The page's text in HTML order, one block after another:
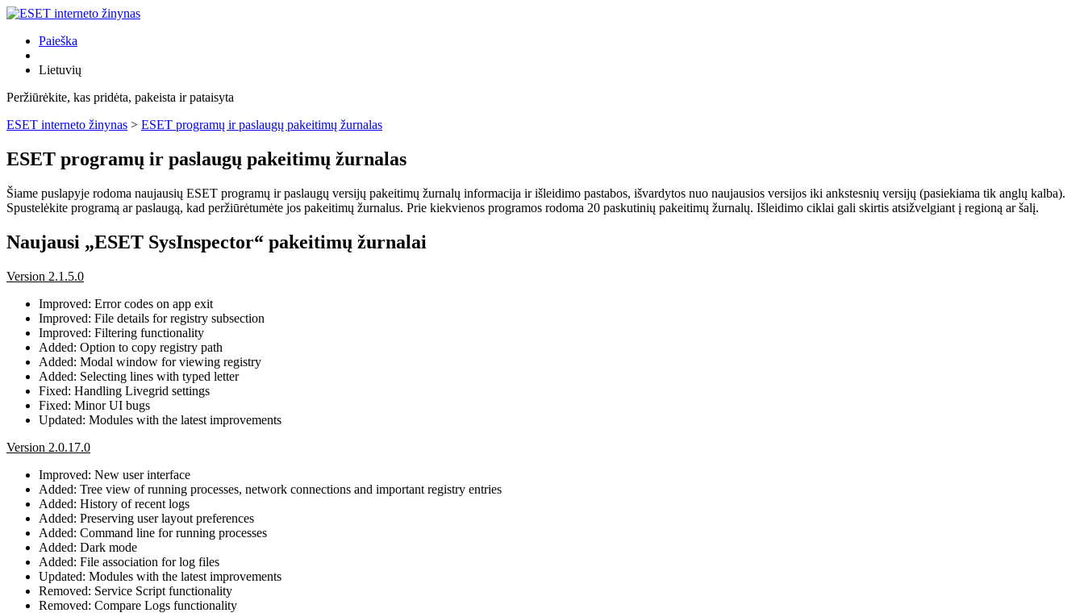
Paieška
Lietuvių
Peržiūrėkite, kas pridėta, pakeista ir pataisyta
ESET interneto žinynas > ESET programų ir paslaugų pakeitimų žurnalas
ESET programų ir paslaugų pakeitimų žurnalas
Šiame puslapyje rodoma naujausių ESET programų ir paslaugų versijų pakeitimų žurnalų informacija ir išleidimo pastabos, išvardytos nuo naujausios versijos iki ankstesnių versijų (pasiekiama tik anglų kalba).
Spustelėkite programą ar paslaugą, kad peržiūrėtumėte jos pakeitimų žurnalus. Prie kiekvienos programos rodoma 20 paskutinių pakeitimų žurnalų. Išleidimo ciklai gali skirtis atsižvelgiant į regioną ar šalį.
Naujausi „ESET SysInspector“ pakeitimų žurnalai
Version 2.1.5.0
Improved: Error codes on app exit
Improved: File details for registry subsection
Improved: Filtering functionality
Added: Option to copy registry path
Added: Modal window for viewing registry
Added: Selecting lines with typed letter
Fixed: Handling Livegrid settings
Fixed: Minor UI bugs
Updated: Modules with the latest improvements
Version 2.0.17.0
Improved: New user interface
Added: Tree view of running processes, network connections and important registry entries
Added: History of recent logs
Added: Preserving user layout preferences
Added: Command line for running processes
Added: Dark mode
Added: File association for log files
Updated: Modules with the latest improvements
Removed: Service Script functionality
Removed: Compare Logs functionality